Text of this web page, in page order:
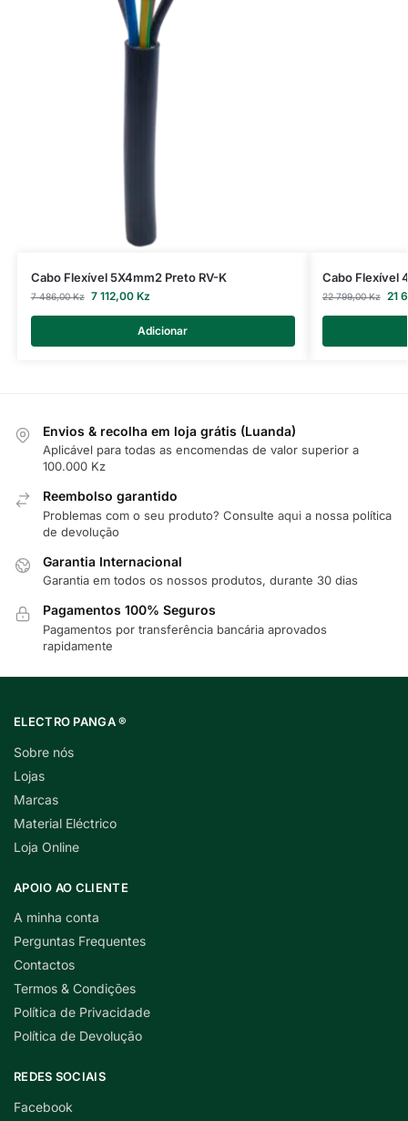
Cabo Flexível 5X4mm2 Preto RV-K
7 486,00Kz 7 112,00 Kz
Adicionar
Cabo Flexível
22 799,00Kz 21
Envios & recolha em loja grátis (Luanda)
Aplicável para todas as encomendas de valor superior a
100.000 Kz
Reembolso garantido
Problemas com o seu produto? Consulte aqui a nossa política
de devolução
Garantia Internacional
Garantia em todos os nossos produtos, durante 30 dias
Pagamentos 100% Seguros
Pagamentos por transferência bancária aprovados
rapidamente
ELECTRO PANGA ®
Sobre nós
Lojas
Marcas
Material Eléctrico
Loja Online
APOIO AO CLIENTE
A minha conta
Perguntas Frequentes
Contactos
Termos & Condições
Política de Privacidade
Política de Devolução
REDES SOCIAIS
Facebook